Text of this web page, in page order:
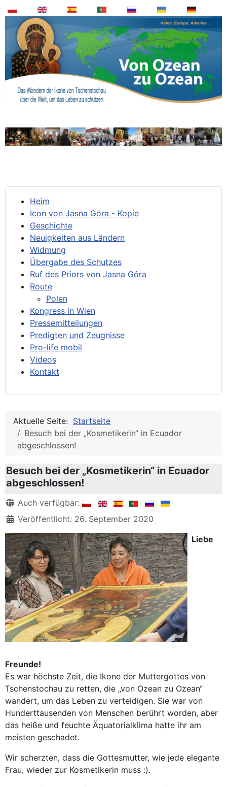
Heim
Icon von Jasna Góra - Kopie
Geschichte
Neuigkeiten aus Ländern
Widmung
Übergabe des Schutzes
Ruf des Priors von Jasna Góra
Route
Polen
Kongress in Wien
Pressemitteilungen
Predigten und Zeugnisse
Pro-life mobil
Videos
Kontakt
Aktuelle Seite: Startseite
Besuch bei der „Kosmetikerin“ in Ecuador
abgeschlossen!
Besuch bei der „Kosmetikerin“ in Ecuador
abgeschlossen!
DetailsAuch verfügbar:
Veröffentlicht: 26. September 2020
Liebe
Freunde!
Es war höchste Zeit, die Ikone der Muttergottes von
Tschenstochau zu retten, die „von Ozean zu Ozean“
wandert, um das Leben zu verteidigen. Sie war von
Hunderttausenden von Menschen berührt worden, aber
das heiße und feuchte Äquatorialklima hatte ihr am
meisten geschadet.
Wir scherzten, dass die Gottesmutter, wie jede elegante
Frau, wieder zur Kosmetikerin muss :).